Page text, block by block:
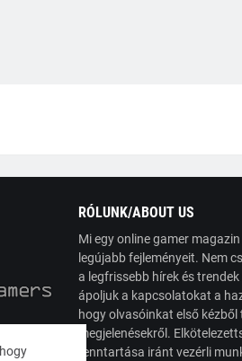
RÓLUNK/ABOUT US
Mi egy online gamer
legújabb fejleményeit. Nem
a legfrissebb hírek és
ápoljuk a kapcsolatokat a
hogy olvasóinkat első
megjelenésekről.
fenntartása iránt vezérli